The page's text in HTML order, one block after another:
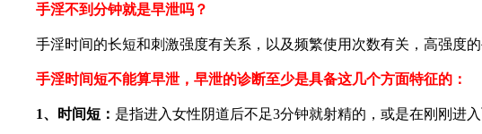
手淫不到分钟就是早泄吗？
手淫时间的长短和刺激强度有关系，以及频繁使用次数有关，高强度的
手淫时间短不能算早泄，早泄的诊断至少是具备这几个方面特征的：
1、时间短： 是指进入女性阴道后不足3分钟就射精的，或是在刚刚进